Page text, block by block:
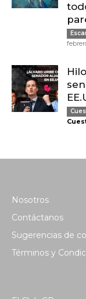
Nosotros
Contáctanos
Sugerencias de
Términos y